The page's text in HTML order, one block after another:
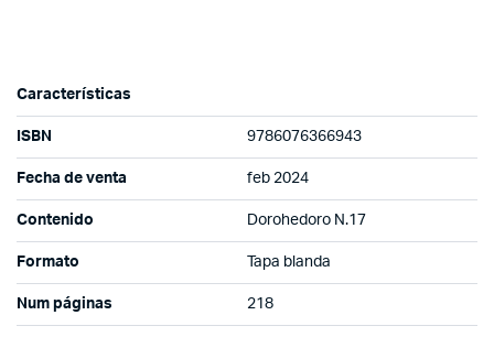
Características
ISBN 9786076366943
Fecha de venta feb 2024
Contenido Dorohedoro N.17
Formato Tapa blanda
Num páginas 218